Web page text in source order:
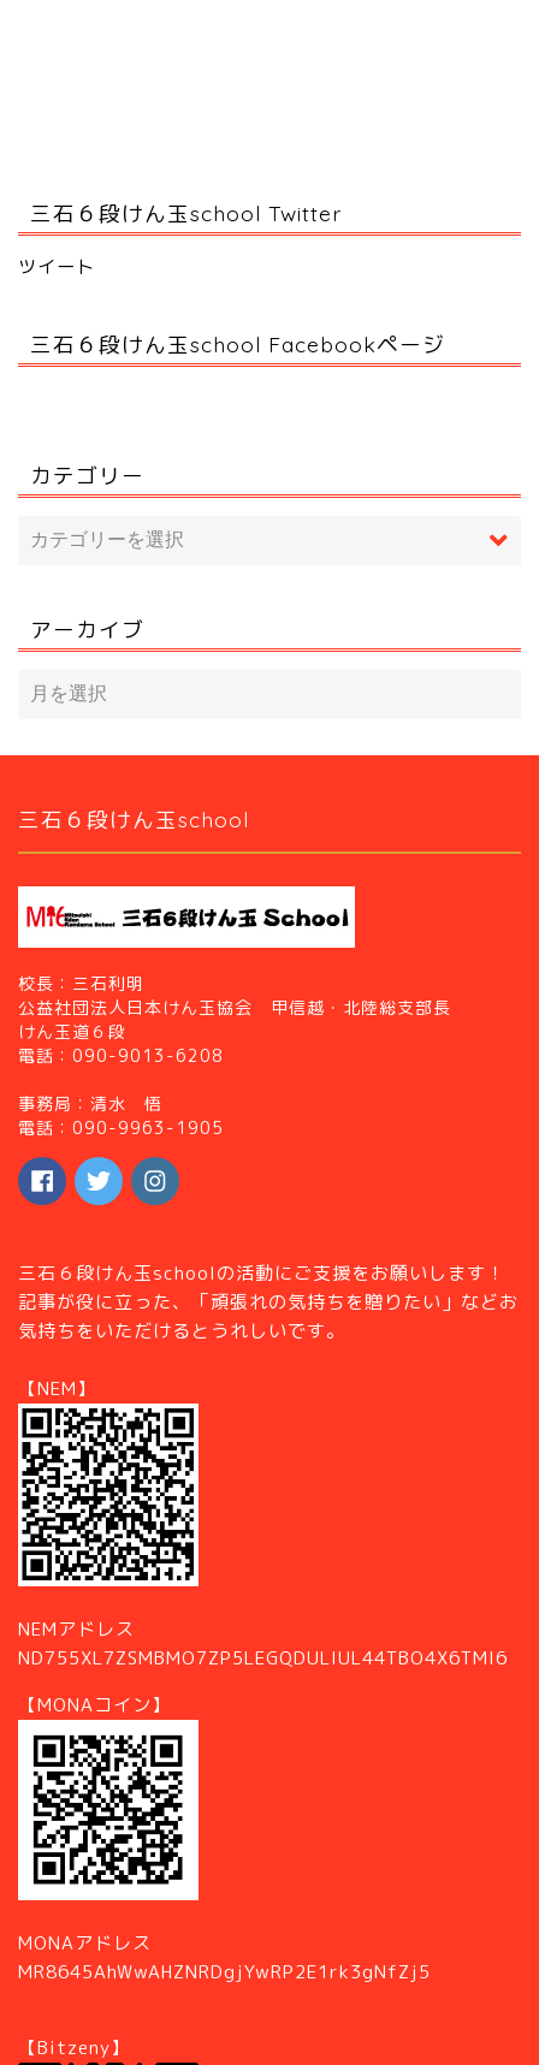
三石６段けん玉school Twitter
ツイート
三石６段けん玉school Facebookページ
カテゴリー
アーカイブ
三石６段けん玉school
校長：三石利明
公益社団法人日本けん玉協会 甲信越・北陸総支部長
けん玉道６段
電話：090-9013-6208
事務局：清水 悟
電話：090-9963-1905
三石６段けん玉schoolの活動にご支援をお願いします！
記事が役に立った、「頑張れの気持ちを贈りたい」などお
気持ちをいただけるとうれしいです。
【NEM】
NEMアドレス
ND755XL7ZSMBMO7ZP5LEGQDULIUL44TBO4X6TMI6
【MONAコイン】
MONAアドレス
MR8645AhWwAHZNRDgjYwRP2E1rk3gNfZj5
【Bitzeny】